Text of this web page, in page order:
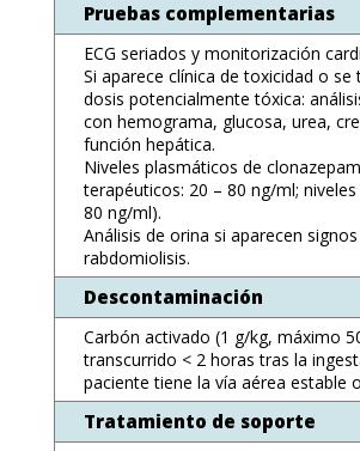
Pruebas complementarias
ECG seriados y monitorización
Si aparece clínica de toxicidad o se
dosis potencialmente tóxica:
con hemograma, glucosa, urea,
función hepática.
Niveles plasmáticos de
terapéuticos: 20 – 80 ng/ml;
80 ng/ml).
Análisis de orina si aparecen
rabdomiolisis.
Descontaminación
Carbón activado (1 g/kg, máximo
transcurrido < 2 horas tras la
paciente tiene la vía aérea estable
Tratamiento de soporte